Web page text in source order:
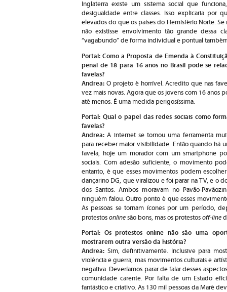
Inglaterra existe um sistema social que
desigualdade entre classes. Isso explicaria por
elevados do que os países do Hemisfério Norte.
não existisse envolvimento tão grande dessa
“vagabundo” de forma individual e pontual
Portal: Como a Proposta de Emenda à
penal de 18 para 16 anos no Brasil pode se
favelas?
Andrea: O projeto é horrível. Acredito que nas
vez mais novas. Agora que os jovens com 16 anos
até menos. É uma medida perigosíssima.
Portal: Qual o papel das redes sociais como
favelas?
Andrea: A internet se tornou uma ferramenta
para receber maior visibilidade. Então quando há
favela, hoje um morador com um smartphone
sociais. Com adesão suficiente, o movimento
entanto, é que esses movimentos podem
dançarino DG, que viralizou e foi parar na TV, e o
dos Santos. Ambos moravam no Pavão-
ninguém falou. Outro ponto é que esses
As pessoas se tornam ícones por um período,
protestos online são bons, mas os protestos off-line
Portal: Os protestos online não são uma
mostrarem outra versão da história?
Andrea: Sim, definitivamente. Inclusive para
violência e guerra, mas movimentos culturais e
negativa. Deveríamos parar de falar desses
comunidade carente. Por falta de um Estado
fantástico e criativo. As 130 mil pessoas da Maré